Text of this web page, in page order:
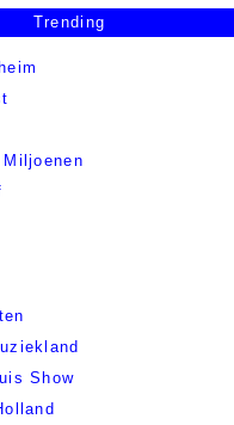
Trending
Show